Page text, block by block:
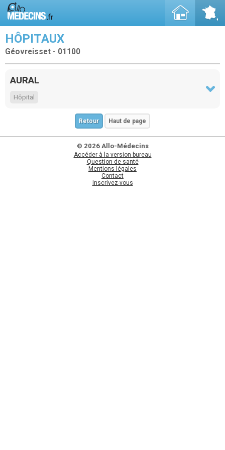
HÔPITAUX
Géovreisset - 01100
AURAL
Hôpital
Retour Haut de page
© 2026 Allo-Médecins
Accéder à la version bureau
Question de santé
Mentions légales
Contact
Inscrivez-vous